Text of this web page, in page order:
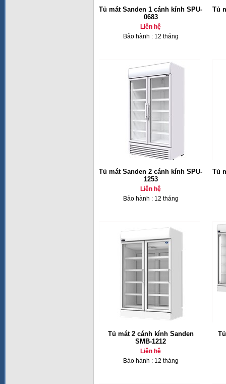
Tủ mát Sanden 1 cánh kính SPU-
0683
Liên hệ
Bảo hành : 12 tháng
Tủ
Tủ mát Sanden 2 cánh kính SPU-
1253
Liên hệ
Bảo hành : 12 tháng
Tủ
Tủ mát 2 cánh kính Sanden
SMB-1212
Liên hệ
Bảo hành : 12 tháng